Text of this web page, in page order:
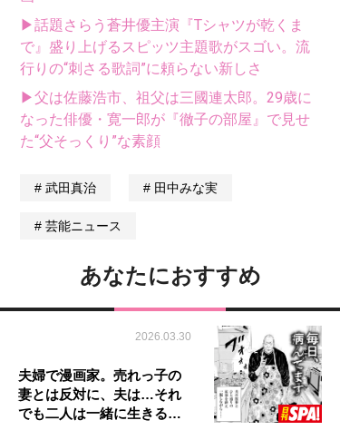
▶話題さらう蒼井優主演『Tシャツが乾くま
で』盛り上げるスピッツ主題歌がスゴい。流
行りの“刺さる歌詞”に頼らない新しさ
▶父は佐藤浩市、祖父は三國連太郎。29歳に
なった俳優・寛一郎が『徹子の部屋』で見せ
た“父そっくり”な素顔
武田真治 田中みな実
芸能ニュース
あなたにおすすめ
2026.03.30
夫婦で漫画家。売れっ子の
妻とは反対に、夫は…それ
でも二人は一緒に生きる…